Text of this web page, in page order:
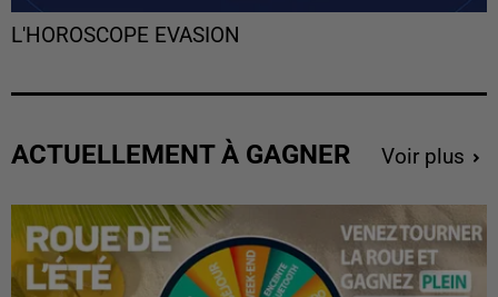
L'HOROSCOPE EVASION
ACTUELLEMENT À GAGNER Voir plus